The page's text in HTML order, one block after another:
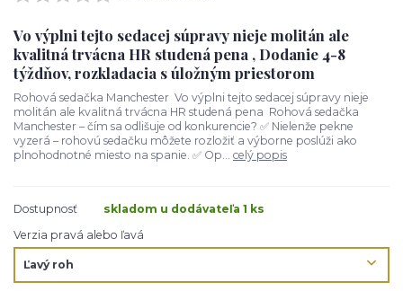
Vo výplni tejto sedacej súpravy nieje molitán ale
kvalitná trvácna HR studená pena , Dodanie 4-8
týždňov, rozkladacia s úložným priestorom
Rohová sedačka Manchester Vo výplni tejto sedacej súpravy nieje
molitán ale kvalitná trvácna HR studená pena Rohová sedačka
Manchester – čím sa odlišuje od konkurencie? ✅ Nielenže pekne
vyzerá – rohovú sedačku môžete rozložiť a výborne poslúži ako
plnohodnotné miesto na spanie. ✅ Op... celý popis
Dostupnosť
skladom u dodávateľa 1 ks
Verzia pravá alebo ľavá